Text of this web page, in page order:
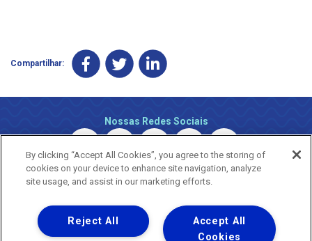
Compartilhar:
Nossas Redes Sociais
Copyright © 2026 - Todos os Direitos Reservados.
By clicking “Accept All Cookies”, you agree to the storing of
cookies on your device to enhance site navigation, analyze
site usage, and assist in our marketing efforts.
Accept All
Cookies
Reject All